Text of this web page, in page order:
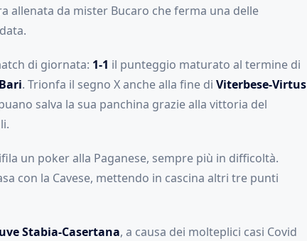
allenata da mister Bucaro che ferma una delle
di giornata: 1-1 il punteggio maturato al termine di
. Trionfa il segno X anche alla fine di Viterbese-Virtus
salva la sua panchina grazie alla vittoria del
un poker alla Paganese, sempre più in difficoltà.
con la Cavese, mettendo in cascina altri tre punti
Stabia-Casertana, a causa dei molteplici casi Covid